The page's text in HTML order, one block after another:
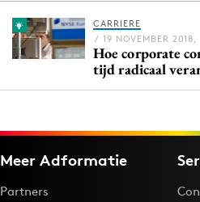
Menu
Adverteren
Events
CARRIERE
/ 19 NOVEMBER
Hoe corporate
tijd radicaal
Meer Adformatie
Partners